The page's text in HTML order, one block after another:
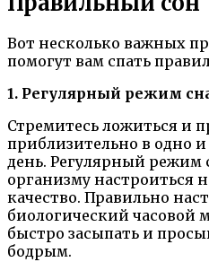
Вот несколько важных
помогут вам спать
1. Регулярный режим
Стремитесь ложиться и
приблизительно в одно
день. Регулярный режим
организму настроиться
качество. Правильно
биологический часовой
быстро засыпать и
бодрым.